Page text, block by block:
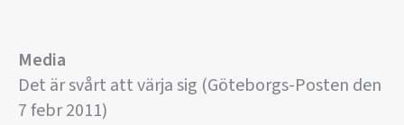
Media
Det är svårt att värja sig (Göteborgs-Posten den
7 febr 2011)